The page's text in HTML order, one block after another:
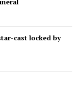
cast locked by